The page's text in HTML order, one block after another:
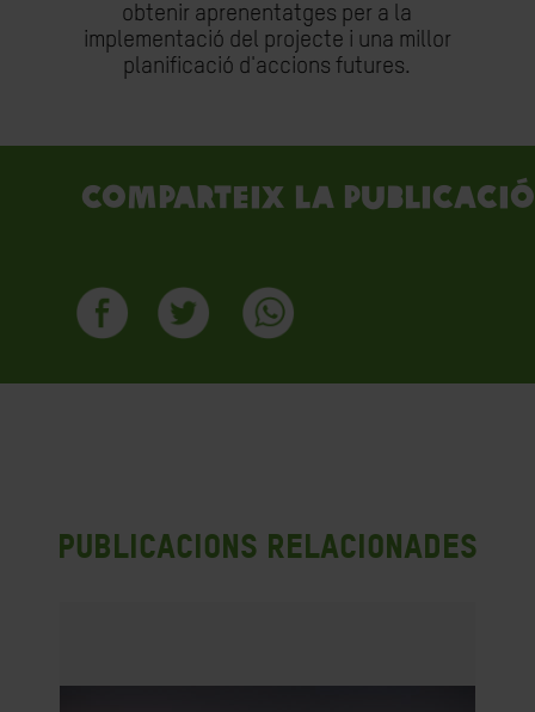
obtenir aprenentatges per a la
implementació del projecte i una millor
planificació d'accions futures.
Comparteix la publicació
Publicacions Relacionades